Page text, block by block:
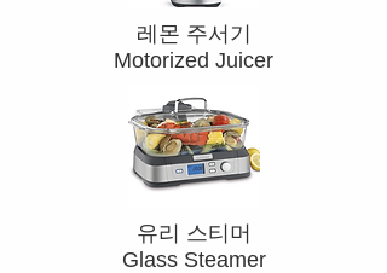
​레몬 주서기
Motorized Juicer
유리 스티머
Glass Steamer